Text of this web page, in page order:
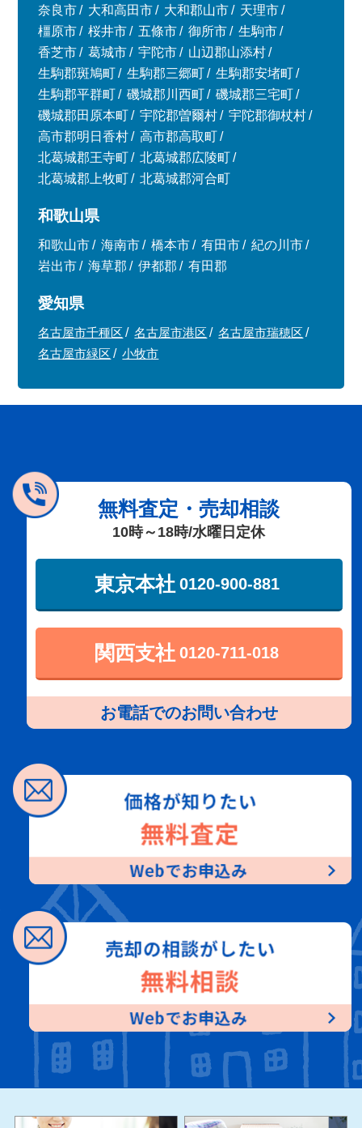
奈良市 大和高田市 大和郡山市
天理市
橿原市
桜井市 五條市 御所市
生駒市
香芝市
葛城市 宇陀市
山辺郡山添村
生駒郡斑鳩町
生駒郡三郷町
生駒郡安堵町
生駒郡平群町
磯城郡川西町
磯城郡三宅町
磯城郡田原本町
宇陀郡曽爾村
宇陀郡御杖村
高市郡明日香村
高市郡高取町
北葛城郡王寺町
北葛城郡広陵町
北葛城郡上牧町
北葛城郡河合町
和歌山県
和歌山市 海南市 橋本市 有田市
紀の川市
岩出市
海草郡 伊都郡 有田郡
愛知県
名古屋市千種区 名古屋市港区
名古屋市瑞穂区
名古屋市緑区
小牧市
無料査定・売却相談
10時～18時/水曜日定休
東京本社 0120-900-881
関西支社 0120-711-018
お電話でのお問い合わせ